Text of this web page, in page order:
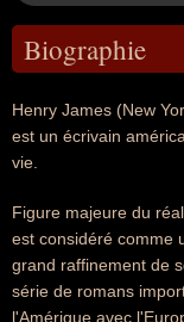
Biographie
Henry James (New
est un écrivain
vie.
Figure majeure du
est considéré comme
grand raffinement de
série de romans
l'Amérique avec